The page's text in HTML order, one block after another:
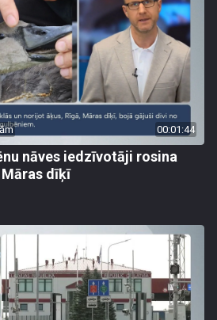
00:01:44
nāves iedzīvotāji rosina
dīķī